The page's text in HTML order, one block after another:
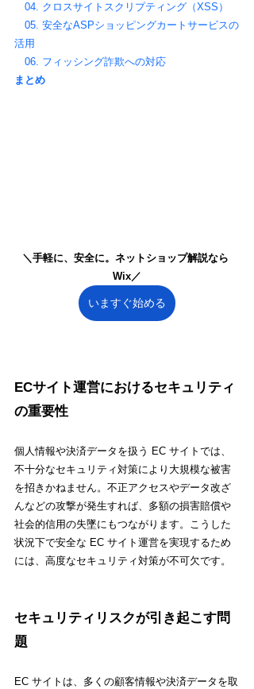
04. クロスサイトスクリプティング（XSS）
05. 安全なASPショッピングカートサービスの
活用
06. フィッシング詐欺への対応
まとめ
＼手軽に、安全に。ネットショップ解説なら
Wix／
いますぐ始める
ECサイト運営におけるセキュリティ
の重要性
個人情報や決済データを扱う EC サイトでは、
不十分なセキュリティ対策により大規模な被害
を招きかねません。不正アクセスやデータ改ざ
んなどの攻撃が発生すれば、多額の損害賠償や
社会的信用の失墜にもつながります。こうした
状況下で安全な EC サイト運営を実現するため
には、高度なセキュリティ対策が不可欠です。
セキュリティリスクが引き起こす問
題
EC サイトは、多くの顧客情報や決済データを取